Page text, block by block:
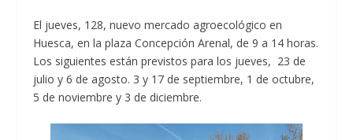
El jueves, 128, nuevo mercado agroecológico en
Huesca, en la plaza Concepción Arenal, de 9 a 14 horas.
Los siguientes están previstos para los jueves, 23 de
julio y 6 de agosto. 3 y 17 de septiembre, 1 de octubre,
5 de noviembre y 3 de diciembre.